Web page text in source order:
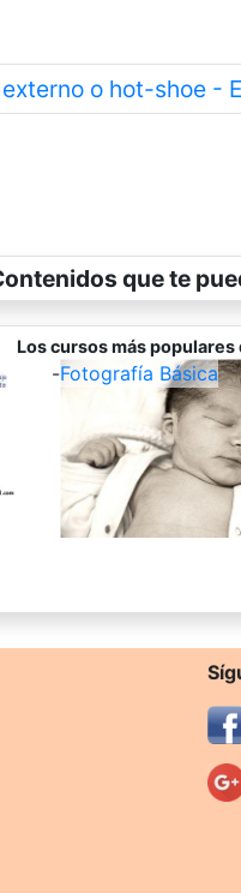
externo o hot-shoe -
que te
Los cursos más populares
-Fotografía Básica